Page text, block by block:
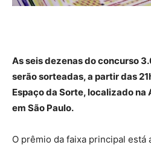
As seis dezenas do concurso
serão sorteadas, a partir das
Espaço da Sorte, localizado na
em São Paulo.
O prêmio da faixa principal está